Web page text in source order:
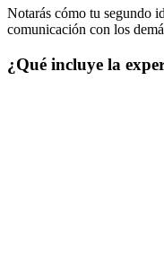
Notarás cómo tu segundo
comunicación con los
¿Qué incluye la